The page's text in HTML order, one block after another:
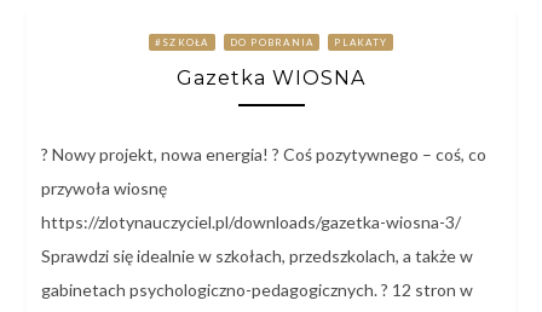
#SZKOŁA DO POBRANIA PLAKATY
Gazetka WIOSNA
? Nowy projekt, nowa energia! ? Coś pozytywnego – coś, co
przywoła wiosnę
https://zlotynauczyciel.pl/downloads/gazetka-wiosna-3/
Sprawdzi się idealnie w szkołach, przedszkolach, a także w
gabinetach psychologiczno-pedagogicznych. ? 12 stron w